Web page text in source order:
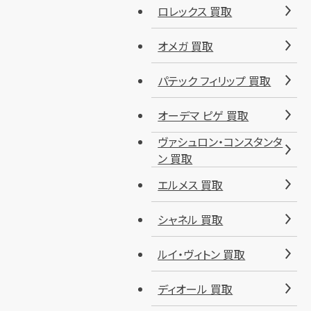
ロレックス 買取
オメガ 買取
パテック フィリップ 買取
オーデマ ピゲ 買取
ヴァシュロン・コンスタンタ
ン 買取
エルメス 買取
シャネル 買取
ルイ・ヴィトン 買取
ディオール 買取